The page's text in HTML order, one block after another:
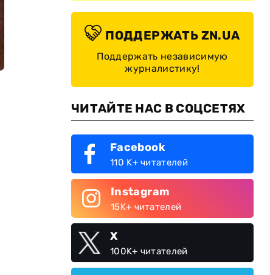
ПОДДЕРЖАТЬ ZN.UA
Поддержать независимую
журналистику!
ЧИТАЙТЕ НАС В СОЦСЕТЯХ
Facebook
110 K+ читателей
Instagram
15K+ читателей
X
100K+ читателей